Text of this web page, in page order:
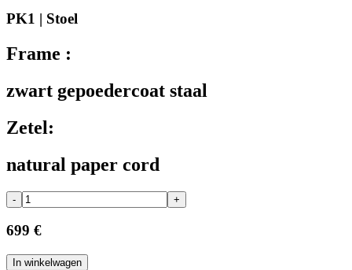
PK1 | Stoel
Frame :
zwart gepoedercoat staal
Zetel:
natural paper cord
- +
699 €
In winkelwagen